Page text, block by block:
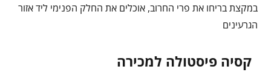
במקצת בריחו את פרי החרוב, אוכלים את החלק הפנימי ליד אזור
הגרעינים
קסיה פיסטולה למכירה